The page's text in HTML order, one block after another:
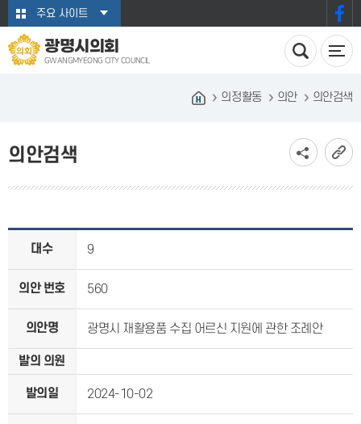
본문바로가기주요 사이트
광명시의회
GWANGMYEONG CITY COUNCIL
의정활동 의안 의안검색
의안검색
대수 9
의안 번호 560
의안명 광명시 재활용품 수집 어르신 지원에 관한 조례안
발의 의원
발의일 2024-10-02